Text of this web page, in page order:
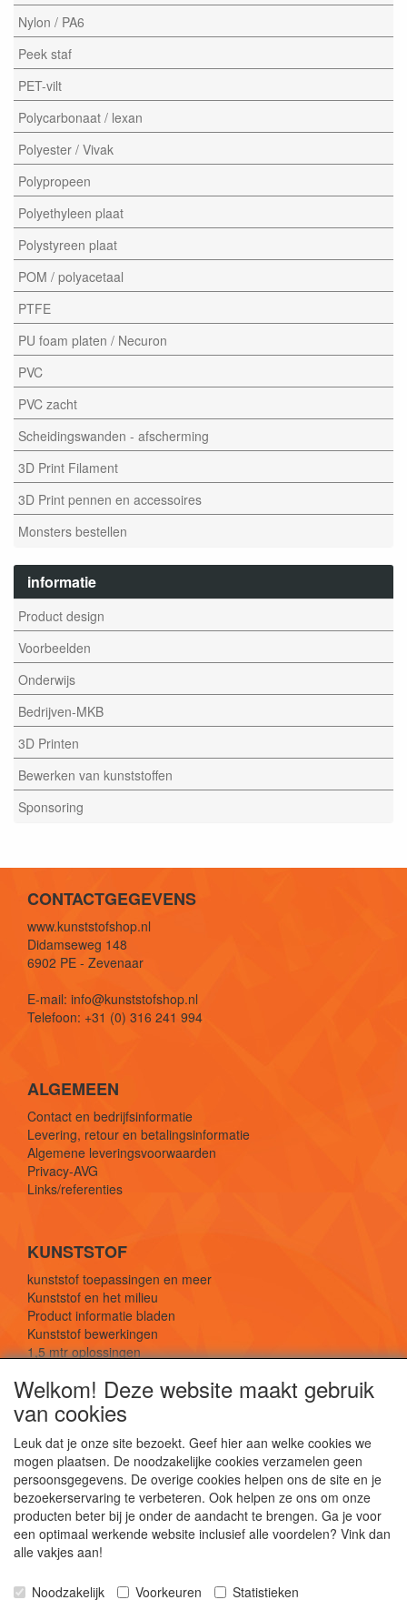
Nylon / PA6
Peek staf
PET-vilt
Polycarbonaat / lexan
Polyester / Vivak
Polypropeen
Polyethyleen plaat
Polystyreen plaat
POM / polyacetaal
PTFE
PU foam platen / Necuron
PVC
PVC zacht
Scheidingswanden - afscherming
3D Print Filament
3D Print pennen en accessoires
Monsters bestellen
informatie
Product design
Voorbeelden
Onderwijs
Bedrijven-MKB
3D Printen
Bewerken van kunststoffen
Sponsoring
CONTACTGEGEVENS
www.kunststofshop.nl
Didamseweg 148
6902 PE - Zevenaar
E-mail: info@kunststofshop.nl
Telefoon: +31 (0) 316 241 994
ALGEMEEN
Contact en bedrijfsinformatie
Levering, retour en betalingsinformatie
Algemene leveringsvoorwaarden
Privacy-AVG
Links/referenties
KUNSTSTOF
kunststof toepassingen en meer
Kunststof en het milieu
Product informatie bladen
Kunststof bewerkingen
1,5 mtr oplossingen
SOCIALE MEDIA
De webshop voor kunststof platen, folies, buizen
Kunststof bewerkingen, productontwerp en
Welkom! Deze website maakt gebruik
van cookies
Leuk dat je onze site bezoekt. Geef hier aan welke cookies we
mogen plaatsen. De noodzakelijke cookies verzamelen geen
persoonsgegevens. De overige cookies helpen ons de site en je
bezoekerservaring te verbeteren. Ook helpen ze ons om onze
producten beter bij je onder de aandacht te brengen. Ga je voor
een optimaal werkende website inclusief alle voordelen? Vink dan
alle vakjes aan!
Noodzakelijk Voorkeuren Statistieken